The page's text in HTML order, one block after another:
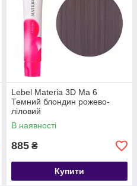
Lebel Materia 3D Ma 6
Темний блондин рожево-
ліловий
В наявності
885 ₴
Купити